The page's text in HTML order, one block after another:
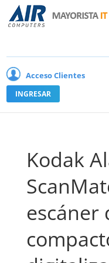
Acceso Clientes
INGRESAR
Kodak
escáner